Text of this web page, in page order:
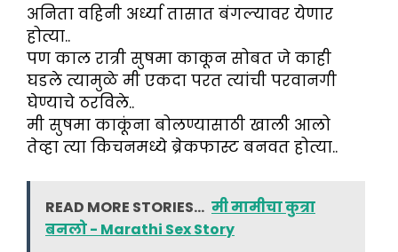
अनिता वहिनी अर्ध्या तासात बंगल्यावर येणार
होत्या..
पण काल रात्री सुषमा काकून सोबत जे काही
घडले त्यामुळे मी एकदा परत त्यांची परवानगी
घेण्याचे ठरविले..
मी सुषमा काकूंना बोलण्यासाठी खाली आलो
तेव्हा त्या किचनमध्ये ब्रेकफास्ट बनवत होत्या..
READ MORE STORIES... मी मामीचा कुत्रा
बनलो - Marathi Sex Story